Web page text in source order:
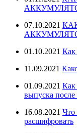
07.10.2021
01.10.2021 Как
11.09.2021
01.09.2021 Как
выпуска после
16.08.2021 Что
расшифровать